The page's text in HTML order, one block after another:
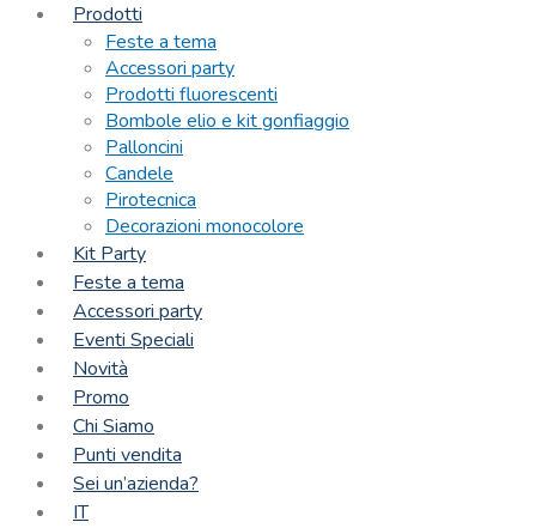
Prodotti
Feste a tema
Accessori party
Prodotti fluorescenti
Bombole elio e kit gonfiaggio
Palloncini
Candele
Pirotecnica
Decorazioni monocolore
Kit Party
Feste a tema
Accessori party
Eventi Speciali
Novità
Promo
Chi Siamo
Punti vendita
Sei un’azienda?
IT